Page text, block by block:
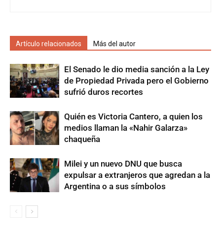
Artículo relacionados Más del autor
El Senado le dio media sanción a la Ley
de Propiedad Privada pero el Gobierno
sufrió duros recortes
Quién es Victoria Cantero, a quien los
medios llaman la «Nahir Galarza»
chaqueña
Milei y un nuevo DNU que busca
expulsar a extranjeros que agredan a la
Argentina o a sus símbolos